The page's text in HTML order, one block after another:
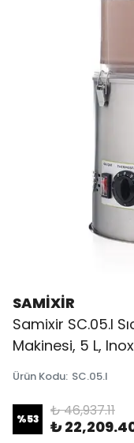
SAMİXİR
Samixir SC.05.I
Makinesi, 5 L, Inox
Ürün Kodu: SC.05.I
%53 ₺ 46,937.11
₺